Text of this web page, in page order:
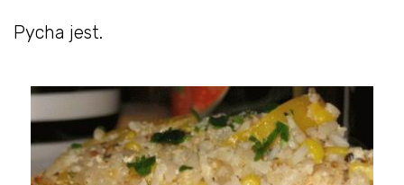
Pycha jest.